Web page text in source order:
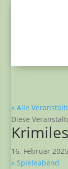
« Alle
Diese
16. Februar
« Spieleabend